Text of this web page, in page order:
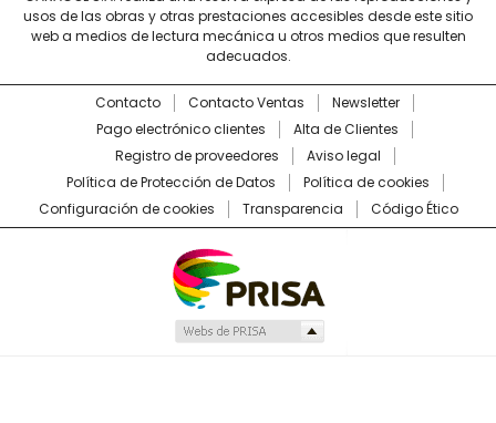
usos de las obras y otras prestaciones accesibles desde este sitio
web a medios de lectura mecánica u otros medios que resulten
adecuados.
Contacto Contacto Ventas
Newsletter
Pago electrónico clientes
Alta de Clientes
Registro de proveedores
Aviso legal
Política de Protección de Datos
Política de cookies
Configuración de cookies
Transparencia Código Ético